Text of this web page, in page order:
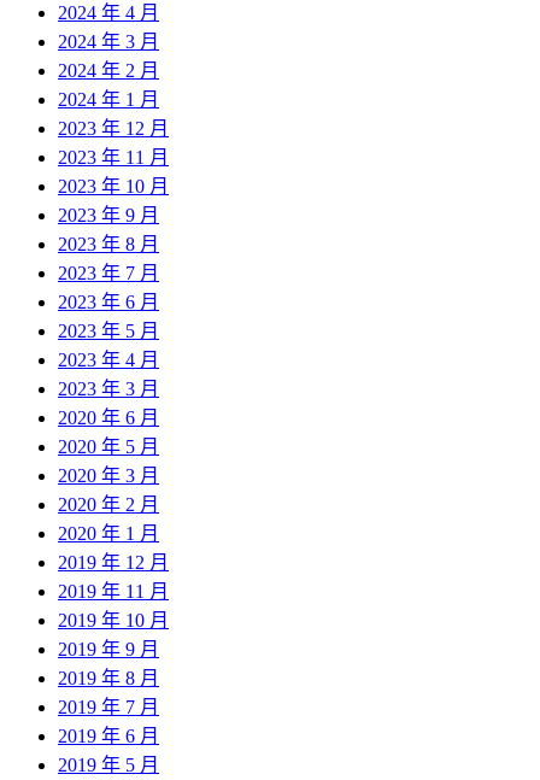
2024 年 4 月
2024 年 3 月
2024 年 2 月
2024 年 1 月
2023 年 12 月
2023 年 11 月
2023 年 10 月
2023 年 9 月
2023 年 8 月
2023 年 7 月
2023 年 6 月
2023 年 5 月
2023 年 4 月
2023 年 3 月
2020 年 6 月
2020 年 5 月
2020 年 3 月
2020 年 2 月
2020 年 1 月
2019 年 12 月
2019 年 11 月
2019 年 10 月
2019 年 9 月
2019 年 8 月
2019 年 7 月
2019 年 6 月
2019 年 5 月